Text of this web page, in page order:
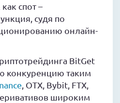
спот –
судя по
онлайн-
BitGet
конкуренцию таким
, OTX, Bybit, FTX,
широким